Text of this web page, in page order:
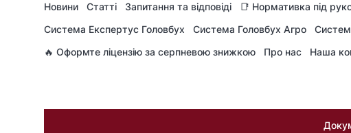
Новини Статті Запитання та відповіді 📑 Нормативка під
Cистема Експертус Головбух
Система Головбух Агро
🔥 Оформте ліцензію за серпневою знижкою
Про нас Наша